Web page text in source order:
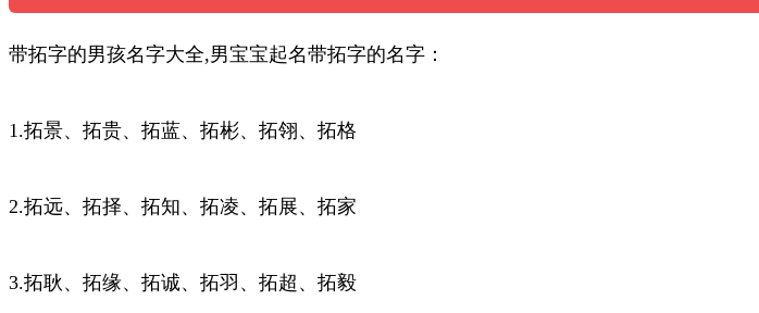
带拓字的男孩名字大全,男宝宝起名带拓字的名字：
1.拓景、拓贵、拓蓝、拓彬、拓翎、拓格
2.拓远、拓择、拓知、拓凌、拓展、拓家
3.拓耿、拓缘、拓诚、拓羽、拓超、拓毅